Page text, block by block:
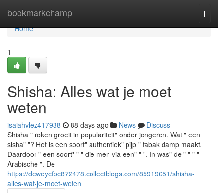
bookmarkchamp
Home
Home
1
Shisha: Alles wat je moet
weten
isaiahvlez417938 88 days ago News
Discuss
Shisha " roken groeit in populariteit" onder jongeren. Wat " een
sisha" "? Het is een soort" authentiek" pijp " tabak damp maakt.
Daardoor " een soort" " " die men via een" " ". In was" de " " " "
Arabische ". De
https://deweycfpc872478.collectblogs.com/85919651/shisha-
alles-wat-je-moet-weten